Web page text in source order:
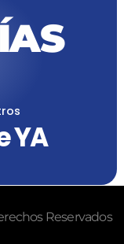
YA
Reservados